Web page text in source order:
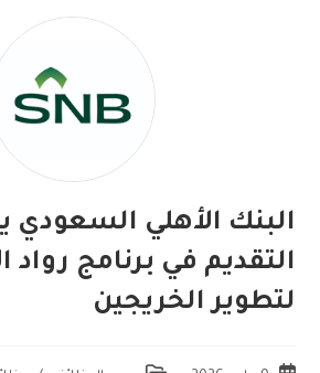
البنك الأهلي السعودي
التقديم في برنامج رواد
لتطوير الخريجين